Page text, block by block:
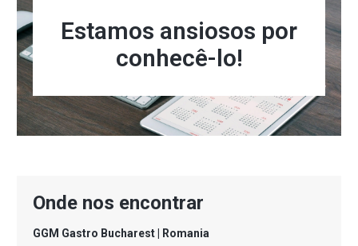
Estamos ansiosos por
conhecê-lo!
Onde nos encontrar
GGM Gastro Bucharest | Romania